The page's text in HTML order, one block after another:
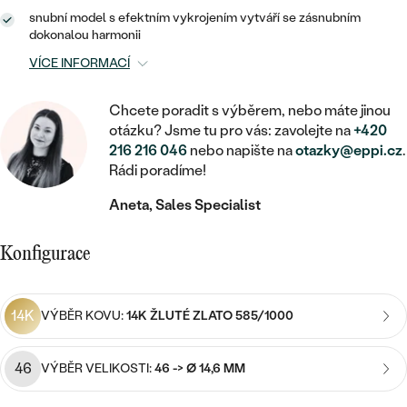
RUČNĚ RYTÉ
S VÝPLNÍ
DLE CENY
CENOVĚ DOSTUPNÉ
ZAČÍT S LAB-GROWN DIAMANTEM
ZAČÍT S BAREVNÝM DIAMANTEM
DLE DRAHOKAMU
DIAMANT
LAB-GROWN DIAMANT
MOISSANIT
BAREVNÝ DIAMANT
ČERNÝ DIAMANT
SALT AND PEPPER DIAMANT
DĚTSKÉ ŠPERKY
BROŽE
DOPLŇKY
DLE MATERIÁLU
STŘÍBRO
PLATINA
DLE KAMENE
S DIAMANTY
DĚTSKÉ
PIERCING
DLE KAMENE
S DIAMANTY
S DRAHOKAMY
S PERLAMI
DLE CENY
CENOVĚ DOSTUPNÉ
LUXUSNÍ
MEDAILONKY
ŘETÍZKY
VE TVARU SRDCE
SE ZVÍŘATY
S DIAMANTY
S DRAHOKAMY
S PERLAMI
STATEMENT
PERSONALIZOVANÉ
DLE DRAHOKAMU
S PERLAMI
DLE CENY
snubní model s efektním vykrojením vytváří se zásnubním
dokonalou harmonii
VÍCE INFORMACÍ
Chcete poradit s výběrem, nebo máte jinou
otázku? Jsme tu pro vás: zavolejte na+420
216 216 046 nebo napište naotazky@eppi.cz.
Rádi poradíme!
Aneta, Sales Specialist
Konfigurace
14K VÝBĚR KOVU:14K ŽLUTÉ ZLATO 585/1000
46 VÝBĚR VELIKOSTI:46 -> Ø 14,6 MM